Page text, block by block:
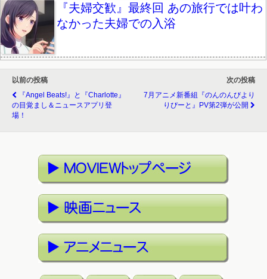
『夫婦交歓』最終回 あの旅行では叶わ
なかった夫婦での入浴
以前の投稿
『Angel Beats!』と『Charlotte』
の目覚まし＆ニュースアプリ登
場！
次の投稿
7月アニメ新番組『のんのんびより
りぴーと』PV第2弾が公開